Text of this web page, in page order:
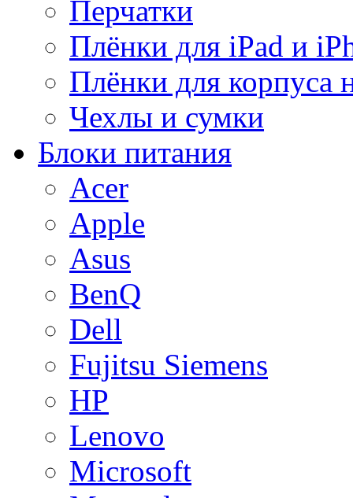
Перчатки
Плёнки для iPad и
Плёнки для корпуса
Чехлы и сумки
Блоки питания
Acer
Apple
Asus
BenQ
Dell
Fujitsu Siemens
HP
Lenovo
Microsoft